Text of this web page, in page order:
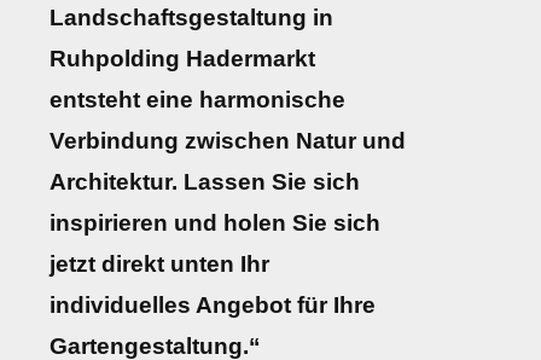
Landschaftsgestaltung in
Ruhpolding Hadermarkt
entsteht eine harmonische
Verbindung zwischen Natur und
Architektur. Lassen Sie sich
inspirieren und holen Sie sich
jetzt direkt unten Ihr
individuelles Angebot für Ihre
Gartengestaltung.“